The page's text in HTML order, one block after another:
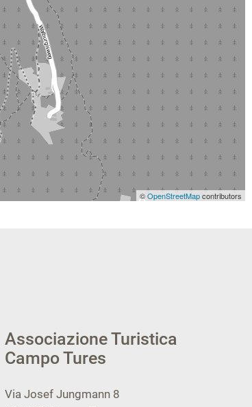
©OpenStreetMapcontributors
Associazione Turistica
Campo Tures
Via Josef Jungmann 8